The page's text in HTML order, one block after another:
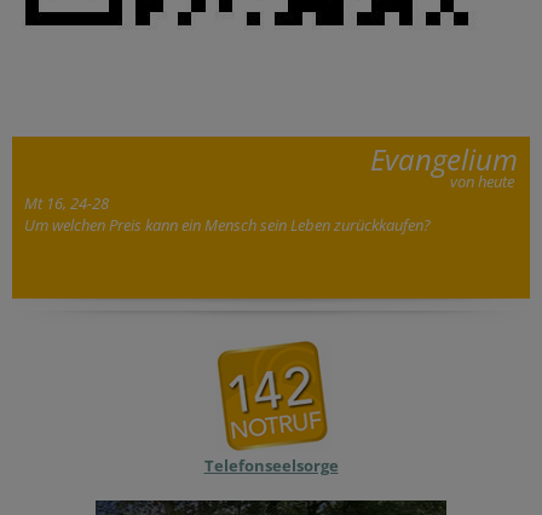
Evangelium
von heute
Mt 16, 24-28
Um welchen Preis kann ein Mensch sein Leben zurückkaufen?
Telefonseelsorge